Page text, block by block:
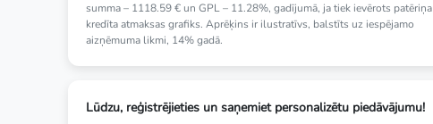
summa – 1118.59 € un GPL – 11.28%, gadījumā, ja tiek ievērots patēriņa
kredīta atmaksas grafiks. Aprēķins ir ilustratīvs, balstīts uz iespējamo
aizņēmuma likmi, 14% gadā.
Lūdzu, reģistrējieties un saņemiet personalizētu piedāvājumu!